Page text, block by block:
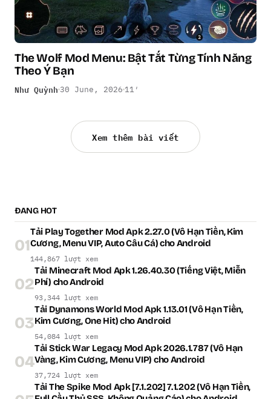
The Wolf Mod Menu: Bật Tắt Từng Tính Năng
Theo Ý Bạn
Như Quỳnh 30 June, 2026 11′
Xem thêm bài viết
ĐANG HOT
01
Tải Play Together Mod Apk 2.27.0 (Vô Hạn Tiền, Kim
Cương, Menu VIP, Auto Câu Cá) cho Android
144,867 lượt xem
02
Tải Minecraft Mod Apk 1.26.40.30 (Tiếng Việt, Miễn
Phí) cho Android
93,344 lượt xem
03
Tải Dynamons World Mod Apk 1.13.01 (Vô Hạn Tiền,
Kim Cương, One Hit) cho Android
54,084 lượt xem
04
Tải Stick War Legacy Mod Apk 2026.1.787 (Vô Hạn
Vàng, Kim Cương, Menu VIP) cho Android
37,724 lượt xem
Tải The Spike Mod Apk [7.1.202] 7.1.202 (Vô Hạn Tiền,